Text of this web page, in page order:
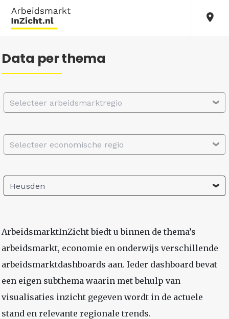
Data per thema
Selecteer arbeidsmarktregio
Selecteer economische regio
Heusden
ArbeidsmarktInZicht biedt u binnen de thema’s
arbeidsmarkt, economie en onderwijs verschillende
arbeidsmarktdashboards aan. Ieder dashboard bevat
een eigen subthema waarin met behulp van
visualisaties inzicht gegeven wordt in de actuele
stand en relevante regionale trends.